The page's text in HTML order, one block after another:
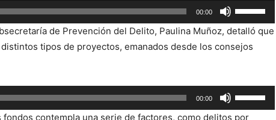
00:00
las
teclas
de
arriba/abajo
para
aumentar
de Prevención del Delito, Paulina Muñoz, detalló que
tipos de proyectos, emanados desde los consejos
00:00
las
fondos contempla una serie de factores, como delitos por